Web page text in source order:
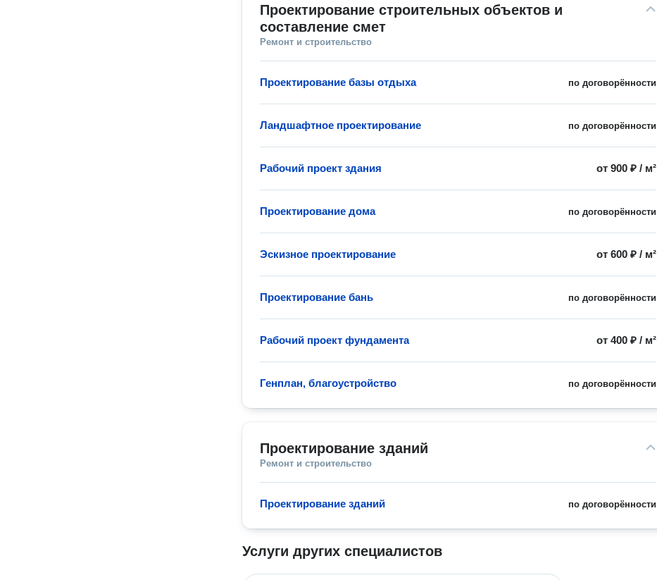
Проектирование строительных объектов и
составление смет
Ремонт и строительство
по договорённости
Проектирование базы отдыха
по договорённости
Ландшафтное проектирование
от900 ₽ / м²
Рабочий проект здания
по договорённости
Проектирование дома
от600 ₽ / м²
Эскизное проектирование
по договорённости
Проектирование бань
от400 ₽ / м²
Рабочий проект фундамента
по договорённости
Генплан, благоустройство
Проектирование зданий
Ремонт и строительство
по договорённости
Проектирование зданий
Услуги других специалистов